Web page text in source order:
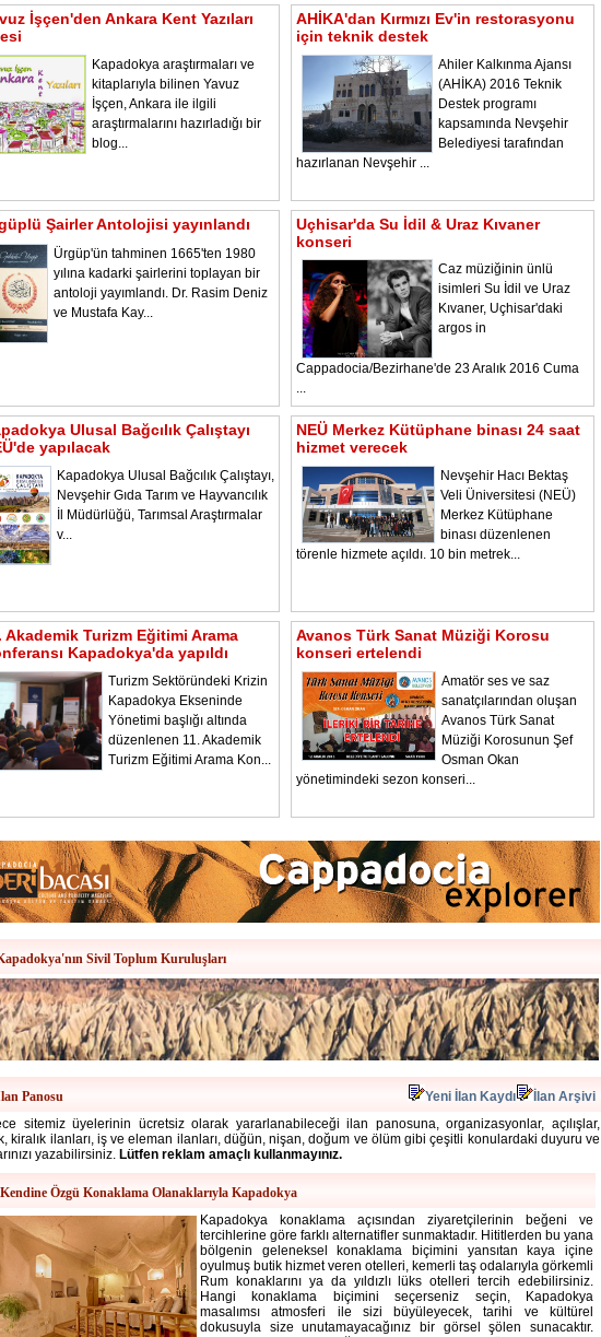
İşçen'den Ankara Kent Yazıları
Kapadokya araştırmaları ve
kitaplarıyla bilinen Yavuz
İşçen, Ankara ile ilgili
araştırmalarını hazırladığı bir
blog...
AHİKA'dan Kırmızı Ev'in restorasyonu
için teknik destek
Ahiler Kalkınma Ajansı
(AHİKA) 2016 Teknik
Destek programı
kapsamında Nevşehir
Belediyesi tarafından
hazırlanan Nevşehir ...
Şairler Antolojisi yayınlandı
Ürgüp'ün tahminen 1665'ten 1980
yılına kadarki şairlerini toplayan bir
antoloji yayımlandı. Dr. Rasim Deniz
ve Mustafa Kay...
Uçhisar'da Su İdil & Uraz Kıvaner
konseri
Caz müziğinin ünlü
isimleri Su İdil ve Uraz
Kıvaner, Uçhisar'daki
argos in
Cappadocia/Bezirhane'de 23 Aralık 2016 Cuma
...
Ulusal Bağcılık Çalıştayı
yapılacak
Kapadokya Ulusal Bağcılık Çalıştayı,
Nevşehir Gıda Tarım ve Hayvancılık
İl Müdürlüğü, Tarımsal Araştırmalar
v...
NEÜ Merkez Kütüphane binası 24 saat
hizmet verecek
Nevşehir Hacı Bektaş
Veli Üniversitesi (NEÜ)
Merkez Kütüphane
binası düzenlenen
törenle hizmete açıldı. 10 bin metrek...
Akademik Turizm Eğitimi Arama
Kapadokya'da yapıldı
Turizm Sektöründeki Krizin
Kapadokya Ekseninde
Yönetimi başlığı altında
düzenlenen 11. Akademik
Turizm Eğitimi Arama Kon...
Avanos Türk Sanat Müziği Korosu
konseri ertelendi
Amatör ses ve saz
sanatçılarından oluşan
Avanos Türk Sanat
Müziği Korosunun Şef
Osman Okan
yönetimindeki sezon konseri...
Sivil Toplum Kuruluşları
Panosu Yeni İlan Kaydı
İlan Arşivi
sitemiz üyelerinin ücretsiz olarak yararlanabileceği ilan panosuna, organizasyonlar, açılışlar,
kiralık ilanları, iş ve eleman ilanları, düğün, nişan, doğum ve ölüm gibi çeşitli konulardaki duyuru ve
yazabilirsiniz. Lütfen reklam amaçlı kullanmayınız.
Kendine Özgü Konaklama Olanaklarıyla Kapadokya
Kapadokya konaklama
açısından ziyaretçilerinin beğeni ve
tercihlerine göre farklı alternatifler sunmaktadır. Hititlerden bu yana
bölgenin geleneksel konaklama biçimini yansıtan kaya içine
oyulmuş butik hizmet veren otelleri, kemerli taş odalarıyla görkemli
Rum konaklarını ya da yıldızlı lüks otelleri tercih edebilirsiniz.
Hangi konaklama biçimini seçerseniz seçin, Kapadokya
masalımsı atmosferi ile sizi büyüleyecek, tarihi ve kültürel
dokusuyla size unutamayacağınız bir görsel şölen sunacaktır.